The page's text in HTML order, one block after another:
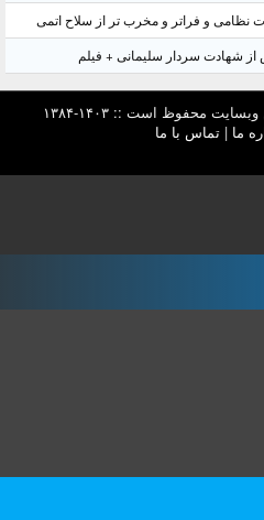
نظامی و فراتر و مخرب تر از سلاح اتمی
از شهادت سردار سلیمانی + فیلم
محفوظ است :: ۱۴۰۳-۱۳۸۴
ما |تماس با ما